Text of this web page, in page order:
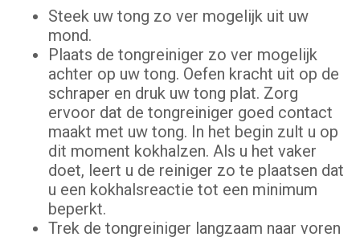
Steek uw tong zo ver mogelijk uit uw
mond.
Plaats de tongreiniger zo ver mogelijk
achter op uw tong. Oefen kracht uit op de
schraper en druk uw tong plat. Zorg
ervoor dat de tongreiniger goed contact
maakt met uw tong. In het begin zult u op
dit moment kokhalzen. Als u het vaker
doet, leert u de reiniger zo te plaatsen dat
u een kokhalsreactie tot een minimum
beperkt.
Trek de tongreiniger langzaam naar voren